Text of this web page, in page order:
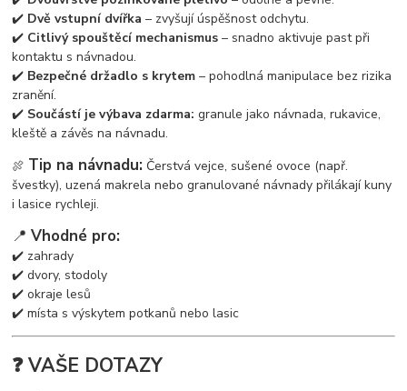
✔️ Dvě vstupní dvířka – zvyšují úspěšnost odchytu.
✔️ Citlivý spouštěcí mechanismus – snadno aktivuje past při
kontaktu s návnadou.
✔️ Bezpečné držadlo s krytem – pohodlná manipulace bez rizika
zranění.
✔️ Součástí je výbava zdarma: granule jako návnada, rukavice,
kleště a závěs na návnadu.
🍖 Tip na návnadu: Čerstvá vejce, sušené ovoce (např.
švestky), uzená makrela nebo granulované návnady přilákají kuny
i lasice rychleji.
📍Vhodné pro:
✔️ zahrady
✔️ dvory, stodoly
✔️ okraje lesů
✔️ místa s výskytem potkanů nebo lasic
❓ VAŠE DOTAZY